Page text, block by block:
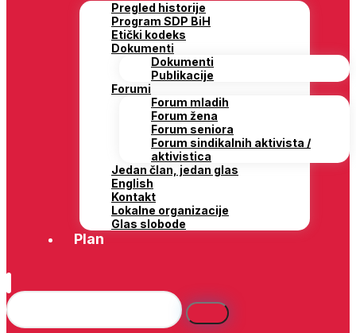
Pregled historije
Program SDP BiH
Etički kodeks
Dokumenti
Dokumenti
Publikacije
Forumi
Forum mladih
Forum žena
Forum seniora
Forum sindikalnih aktivista /
aktivistica
Jedan član, jedan glas
English
Kontakt
Lokalne organizacije
Glas slobode
Plan